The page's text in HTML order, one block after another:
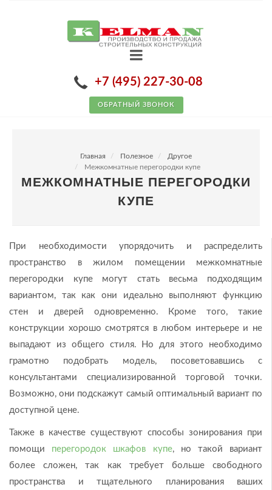
+7 (495) 227-30-08
ОБРАТНЫЙ ЗВОНОК
Главная Полезное
Другое
Межкомнатные перегородки купе
МЕЖКОМНАТНЫЕ ПЕРЕГОРОДКИ
КУПЕ
При необходимости упорядочить и распределить
пространство в жилом помещении межкомнатные
перегородки купе могут стать весьма подходящим
вариантом, так как они идеально выполняют функцию
стен и дверей одновременно. Кроме того, такие
конструкции хорошо смотрятся в любом интерьере и не
выпадают из общего стиля. Но для этого необходимо
грамотно подобрать модель, посоветовавшись с
консультантами специализированной торговой точки.
Возможно, они подскажут самый оптимальный вариант по
доступной цене.
Также в качестве существуют способы зонирования при
помощи перегородок шкафов купе, но такой вариант
более сложен, так как требует больше свободного
пространства и тщательного планирования ваших